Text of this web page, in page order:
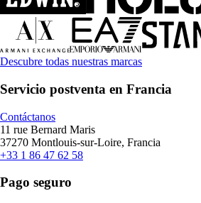
Descubre todas nuestras marcas
Servicio postventa en Francia
Contáctanos
11 rue Bernard Maris
37270 Montlouis-sur-Loire, Francia
+33 1 86 47 62 58
Pago seguro